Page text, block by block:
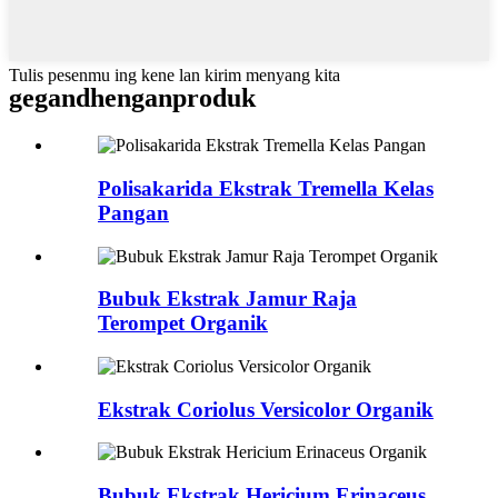
Tulis pesenmu ing kene lan kirim menyang kita
gegandhenganproduk
Polisakarida Ekstrak Tremella Kelas
Pangan
Bubuk Ekstrak Jamur Raja
Terompet Organik
Ekstrak Coriolus Versicolor Organik